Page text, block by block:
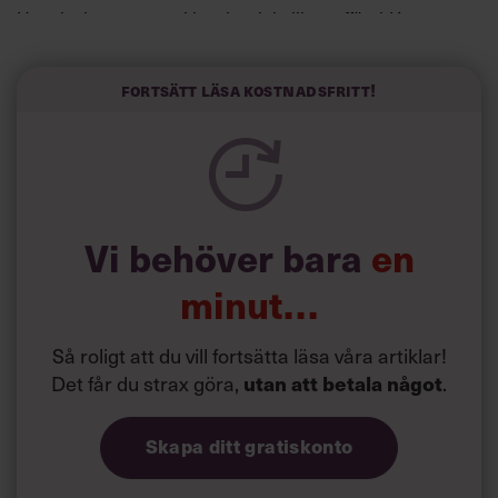
Horwitz har nu utvecklat sitt trick till en affärsidé: appen
kortfattat slarviga vd-stilen.
Fortsätt läsa kostnadsfritt!
Vi behöver bara en
minut…
Så roligt att du vill fortsätta läsa våra artiklar!
Det får du strax göra, utan att betala något.
Skapa ditt gratiskonto